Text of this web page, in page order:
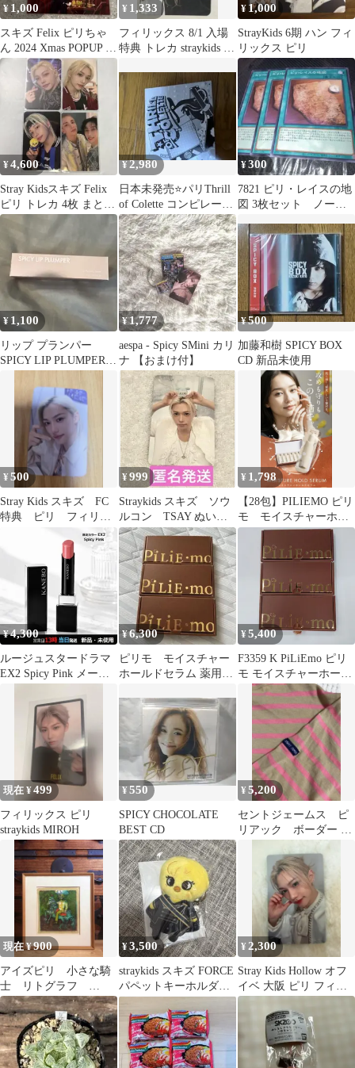
¥ 1,000
スキズ Felix ピリちゃ
ん 2024 Xmas POPUP ラ
ントレトレカ
¥ 1,333
フィリックス 8/1 入場
特典 トレカ straykids ス
¥ 1,000
StrayKids 6期 ハン フィ
リックス ピリ
¥4,600
Stray Kidsスキズ Felix
ピリ トレカ 4枚 まとめ
売り
¥2,980
日本未発売⭐️パリThrill
of Colette コンピレーシ
ョンCD
¥300
7821 ピリ・レイスの地
図 3枚セット ノーマ
¥ 1,100
リップ プランパー
SPICY LIP PLUMPER
¥1,777
aespa - Spicy SMini カリ
ナ 【おまけ付】
¥500
加藤和樹 SPICY BOX
CD 新品未使用
¥500
Stray Kids スキズ FC
特典 ピリ フィリッ
¥999
Straykids スキズ ソウ
ルコン TSAY ぬいぐ
るみ ピリちゃん ト
レカ
¥ 1,798
【28包】PILIEMO ピリ
モ モイスチャーホー
ルドセラム 美白美容液
¥4,300
ルージュスタードラマ
EX2 Spicy Pink メール
¥6,300
ピリモ モイスチャー
ホールドセラム 薬用美
¥5,400
F3359 K PiLiEmo ピリ
モ モイスチャーホール
ドセラム 0.8ml×28包
【赤字覚悟】
現在 ¥499
フィリックス ピリ
straykids MIROH
¥550
SPICY CHOCOLATE
BEST CD
¥5,200
セントジェームス ピ
リアック ボーダー 半
袖 サイズ3 ベージュ ピ
現在 ¥900
アイズピリ 小さな騎
士 リトグラフ
50/100
¥3,500
straykids スキズ FORCE
パペットキーホルダー
ポガリ ピリ
¥ 2,300
Stray Kids Hollow オフ
イベ 大阪 ピリ フィリ
ックス トレカ